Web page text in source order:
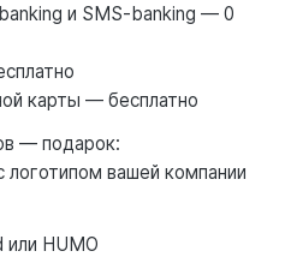
и SMS-banking — 0
карты — бесплатно
— подарок:
логотипом вашей компании
HUMO